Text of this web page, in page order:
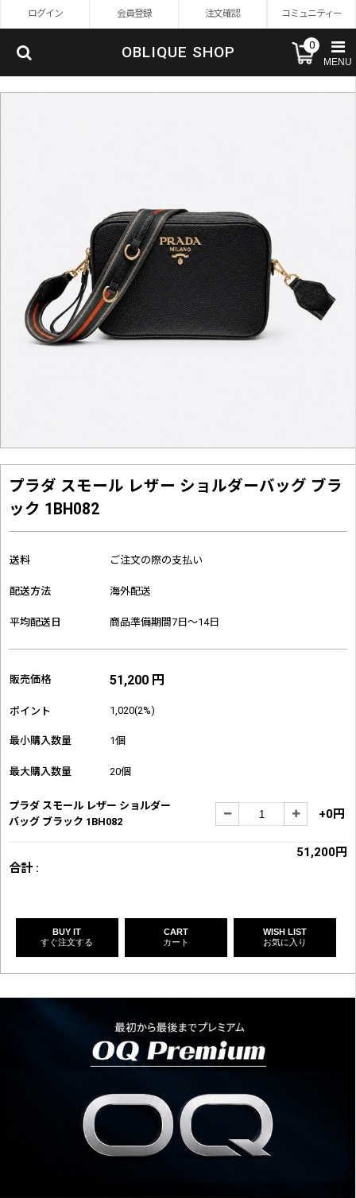
ログイン 会員登録 注文確認 コミュニティー
OBLIQUE SHOP 0
MENU
プラダ スモール レザー ショルダーバッグ ブラ
ック 1BH082
送料 ご注文の際の支払い
配送方法 海外配送
平均配送日 商品準備期間7日～14日
販売価格 51,200 円
ポイント 1,020(2%)
最小購入数量 1個
最大購入数量 20個
プラダ スモール レザー ショルダー
バッグ ブラック 1BH082
+0円
合計 :
51,200円
BUY IT
すぐ注文する
CART
カート
WISH LIST
お気に入り